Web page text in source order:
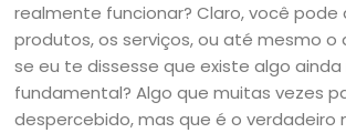
realmente funcionar? Claro, você pode
produtos, os serviços, ou até mesmo o
se eu te dissesse que existe algo ainda
fundamental? Algo que muitas vezes
despercebido, mas que é o verdadeiro